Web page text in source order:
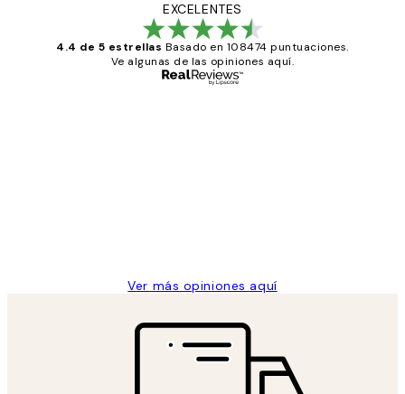
EXCELENTES
4.4 de 5 estrellas Basado en 108474 puntuaciones.
Ve algunas de las opiniones aquí.
Ver más opiniones aquí